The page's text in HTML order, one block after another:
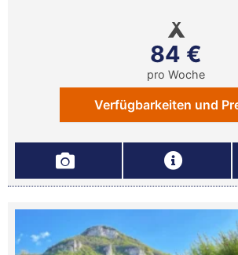
84 €
pro Woche
Verfügbarkeiten und